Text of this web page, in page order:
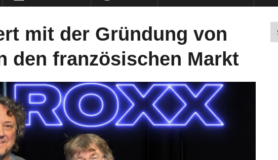
mit der Gründung von
den französischen Markt